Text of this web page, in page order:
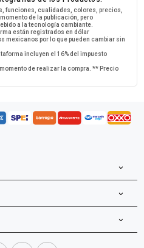
funciones, cualidades, colores, precios,
de la publicación, pero
a la tecnología cambiante.
están registrados en dólar
mexicanos por lo que pueden cambiar sin
incluyen el 16% del impuesto
de realizar la compra. ** Precio